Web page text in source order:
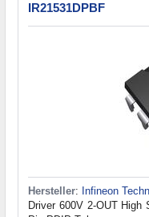
IR21531DPBF
Hersteller: Infineon
Driver 600V 2-OUT High